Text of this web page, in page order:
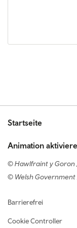
Startseite
Animation
© Hawlfraint y
© Welsh Government
Footer navigation
Barrierefrei
Cookie Controller